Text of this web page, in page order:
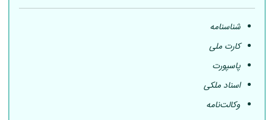
شناسنامه
کارت ملی
پاسپورت
اسناد ملکی
وکالت‌نامه